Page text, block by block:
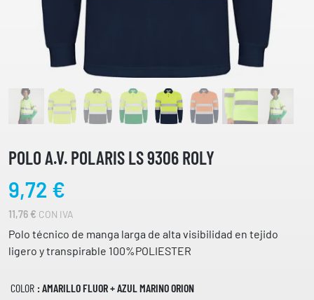
POLO A.V. POLARIS LS 9306 ROLY
9,72 €
11,76 € CON IVA
Polo técnico de manga larga de alta visibilidad en tejido
ligero y transpirable 100%POLIESTER
COLOR : AMARILLO FLUOR + AZUL MARINO ORION